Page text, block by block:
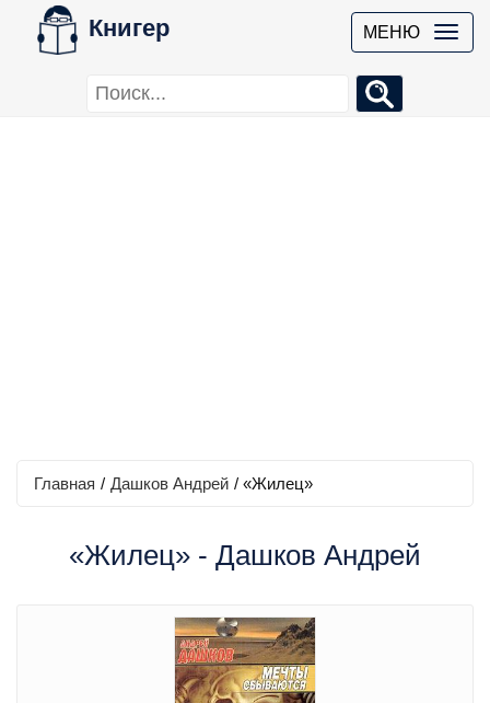
Книгер МЕНЮ
Главная / Дашков Андрей / «Жилец»
«Жилец» - Дашков Андрей